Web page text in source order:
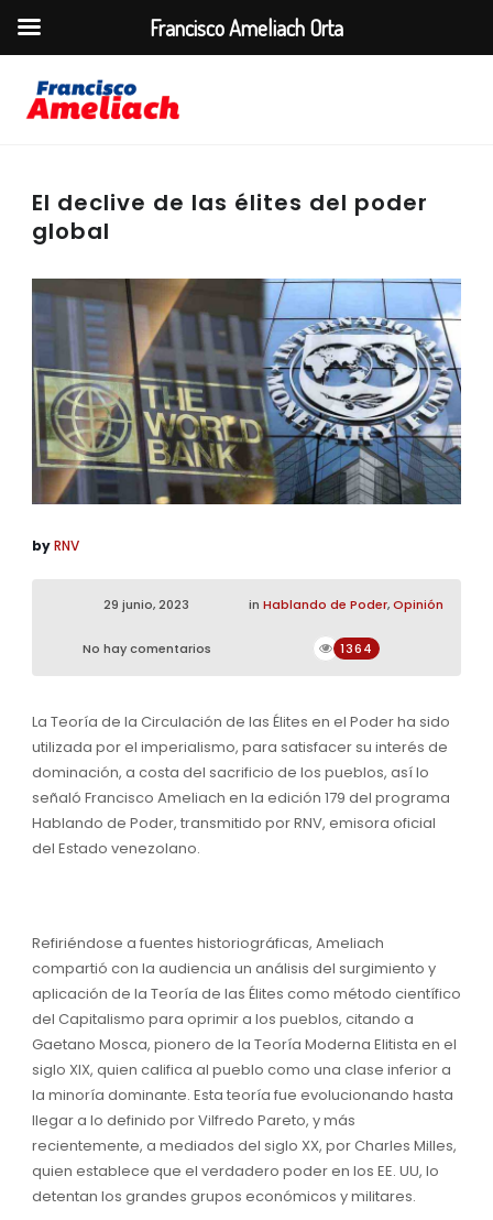
El declive de las élites del poder
global
byRNV
29 junio, 2023 in Hablando de Poder,Opinión
No hay comentarios 1364
La Teoría de la Circulación de las Élites en el Poder ha sido
utilizada por el imperialismo, para satisfacer su interés de
dominación, a costa del sacrificio de los pueblos, así lo
señaló Francisco Ameliach en la edición 179 del programa
Hablando de Poder, transmitido por RNV, emisora oficial
del Estado venezolano.
Refiriéndose a fuentes historiográficas, Ameliach
compartió con la audiencia un análisis del surgimiento y
aplicación de la Teoría de las Élites como método científico
del Capitalismo para oprimir a los pueblos, citando a
Gaetano Mosca, pionero de la Teoría Moderna Elitista en el
siglo XIX, quien califica al pueblo como una clase inferior a
la minoría dominante. Esta teoría fue evolucionando hasta
llegar a lo definido por Vilfredo Pareto, y más
recientemente, a mediados del siglo XX, por Charles Milles,
quien establece que el verdadero poder en los EE. UU, lo
detentan los grandes grupos económicos y militares.
Francisco Ameliach Orta